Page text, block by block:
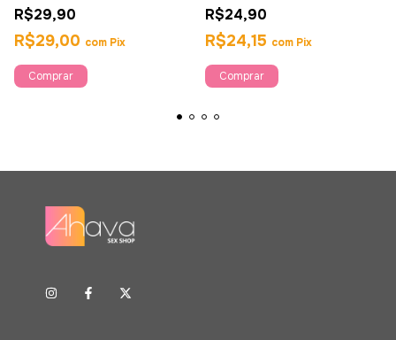
R$29,90
R$29,00 com Pix
R$24,90
R$24,15 com Pix